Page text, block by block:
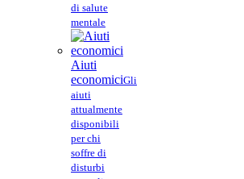
di salute
mentale
Aiuti
economiciGli
aiuti
attualmente
disponibili
per chi
soffre di
disturbi